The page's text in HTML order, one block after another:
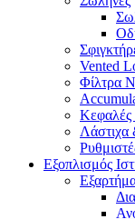
Vented
Φίλτρα
Κεφαλές
Λάστιχα
Εξοπλισμός